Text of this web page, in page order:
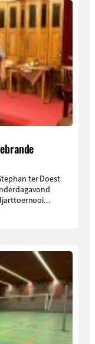
ter Doest